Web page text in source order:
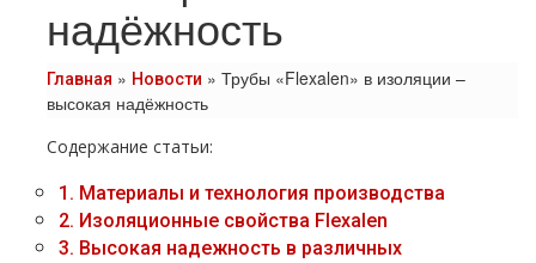
надёжность
Главная » Новости » Трубы «Flexalen» в изоляции –
высокая надёжность
Содержание статьи:
1. Материалы и технология производства
2. Изоляционные свойства Flexalen
3. Высокая надежность в различных